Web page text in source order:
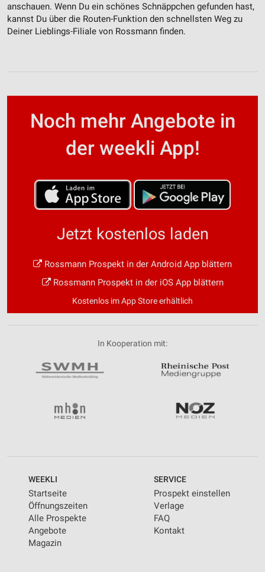
anschauen. Wenn Du ein schönes Schnäppchen gefunden hast,
kannst Du über die Routen-Funktion den schnellsten Weg zu
Deiner Lieblings-Filiale von Rossmann finden.
Noch mehr Angebote in
der weekli App!
Jetzt kostenlos laden
Rossmann Prospekt in der Android App blättern
Rossmann Prospekt in der iOS App blättern
Kostenlos im App Store erhältlich
In Kooperation mit:
WEEKLI
Startseite
Öffnungszeiten
Alle Prospekte
Angebote
Magazin
SERVICE
Prospekt einstellen
Verlage
FAQ
Kontakt